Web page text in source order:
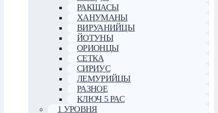
РАКШАСЫ
ХАНУМАНЫ
ВИРУАНИЙЦЫ
ЙОТУНЫ
ОРИОНЦЫ
СЕТКА
СИРИУС
ЛЕМУРИЙЦЫ
РАЗНОЕ
КЛЮЧ 5 РАС
1 УРОВНЯ